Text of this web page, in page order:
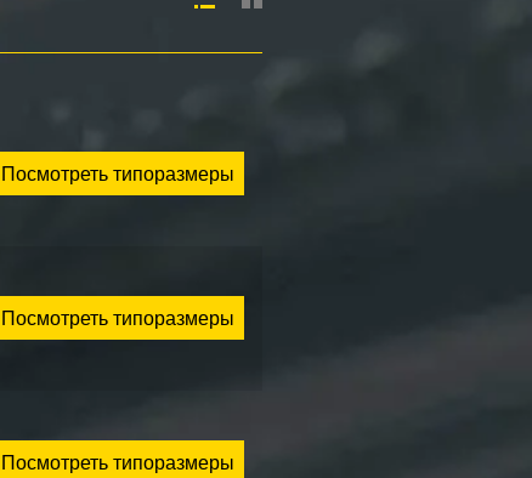
Посмотреть типоразмеры
Посмотреть типоразмеры
Посмотреть типоразмеры